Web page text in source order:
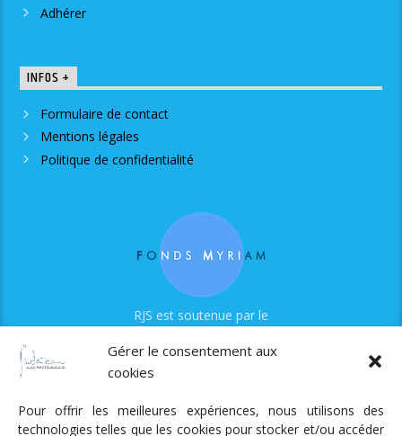
Gérer le consentement aux
cookies
Pour offrir les meilleures expériences, nous utilisons des
technologies telles que les cookies pour stocker et/ou accéder
Adhérer
INFOS +
Formulaire de contact
Mentions légales
Politique de confidentialité
RJS est soutenue par le